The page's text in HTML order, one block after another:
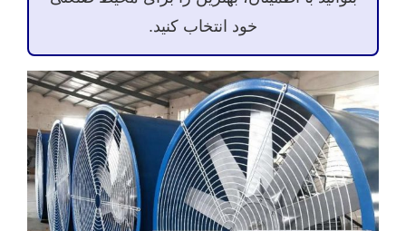
خود انتخاب کنید.